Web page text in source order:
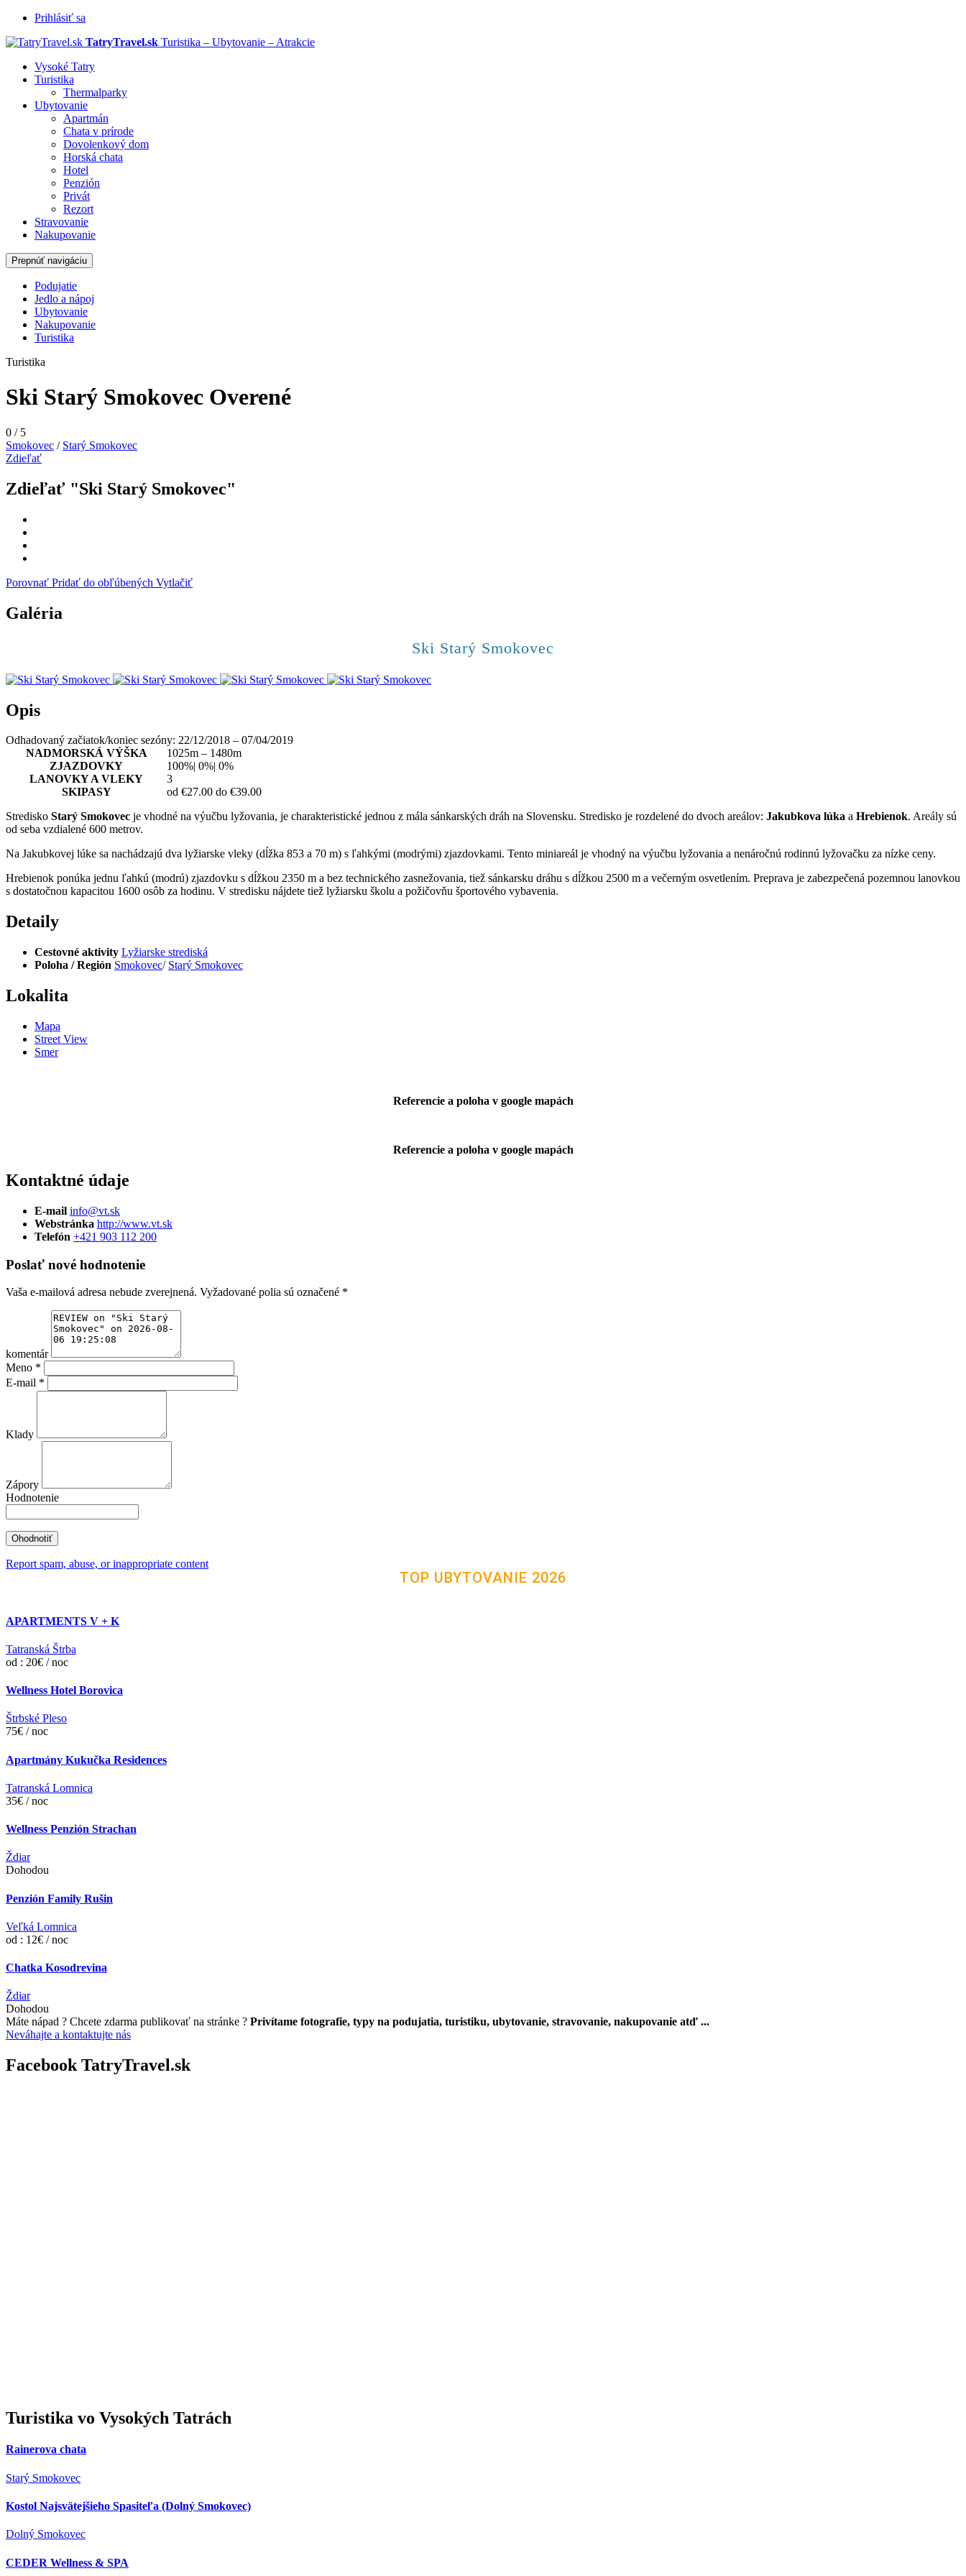
Prihlásiť sa
TatryTravel.sk Turistika – Ubytovanie – Atrakcie
Vysoké Tatry
Turistika
Thermalparky
Ubytovanie
Apartmán
Chata v prírode
Dovolenkový dom
Horská chata
Hotel
Penzión
Privát
Rezort
Stravovanie
Nakupovanie
Prepnúť navigáciu
Podujatie
Jedlo a nápoj
Ubytovanie
Nakupovanie
Turistika
Turistika
Ski Starý Smokovec Overené
0 /5
Smokovec / Starý Smokovec
Zdieľať
Zdieľať "Ski Starý Smokovec"
Porovnať Pridať do obľúbených Vytlačiť
Galéria
Ski Starý Smokovec
Opis
Odhadovaný začiatok/koniec sezóny: 22/12/2018 – 07/04/2019
NADMORSKÁ VÝŠKA
1025m – 1480m
ZJAZDOVKY
100%| 0%| 0%
LANOVKY A VLEKY
3
SKIPASY
od €27.00 do €39.00
Stredisko Starý Smokovec je vhodné na výučbu lyžovania, je charakteristické jednou z mála sánkarských dráh na Slovensku. Stredisko je rozdelené do dvoch areálov: Jakubkova lúka a Hrebienok. Areály sú
od seba vzdialené 600 metrov.
Na Jakubkovej lúke sa nachádzajú dva lyžiarske vleky (dĺžka 853 a 70 m) s ľahkými (modrými) zjazdovkami. Tento miniareál je vhodný na výučbu lyžovania a nenáročnú rodinnú lyžovačku za nízke ceny.
Hrebienok ponúka jednu ľahkú (modrú) zjazdovku s dĺžkou 2350 m a bez technického zasnežovania, tiež sánkarsku dráhu s dĺžkou 2500 m a večerným osvetlením. Preprava je zabezpečená pozemnou lanovkou
s dostatočnou kapacitou 1600 osôb za hodinu. V stredisku nájdete tiež lyžiarsku školu a požičovňu športového vybavenia.
Detaily
Cestovné aktivity Lyžiarske strediská
Poloha / Región Smokovec/ Starý Smokovec
Lokalita
Mapa
Street View
Smer
Referencie a poloha v google mapách
Referencie a poloha v google mapách
Kontaktné údaje
E-mail info@vt.sk
Webstránka http://www.vt.sk
Telefón +421 903 112 200
Poslať nové hodnotenie
Vaša e-mailová adresa nebude zverejnená. Vyžadované polia sú označené *
komentár
Meno *
E-mail *
Klady
Zápory
Hodnotenie
Report spam, abuse, or inappropriate content
TOP UBYTOVANIE 2026
APARTMENTS V + K
Tatranská Štrba
od : 20€ / noc
Wellness Hotel Borovica
Štrbské Pleso
75€ / noc
Apartmány Kukučka Residences
Tatranská Lomnica
35€ / noc
Wellness Penzión Strachan
Ždiar
Dohodou
Penzión Family Rušin
Veľká Lomnica
od : 12€ / noc
Chatka Kosodrevina
Ždiar
Dohodou
Máte nápad ? Chcete zdarma publikovať na stránke ? Privítame fotografie, typy na podujatia, turistiku, ubytovanie, stravovanie, nakupovanie atď ...
Neváhajte a kontaktujte nás
Facebook TatryTravel.sk
Turistika vo Vysokých Tatrách
Rainerova chata
Starý Smokovec
Kostol Najsvätejšieho Spasiteľa (Dolný Smokovec)
Dolný Smokovec
CEDER Wellness & SPA